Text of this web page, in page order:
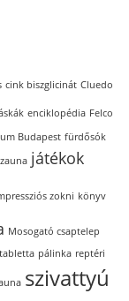
cink biszglicinát Cluedo
enciklopédia Felco
Budapest fürdősók
játékok
zokni könyv
Mosogató csaptelep
pálinka reptéri
szivattyú